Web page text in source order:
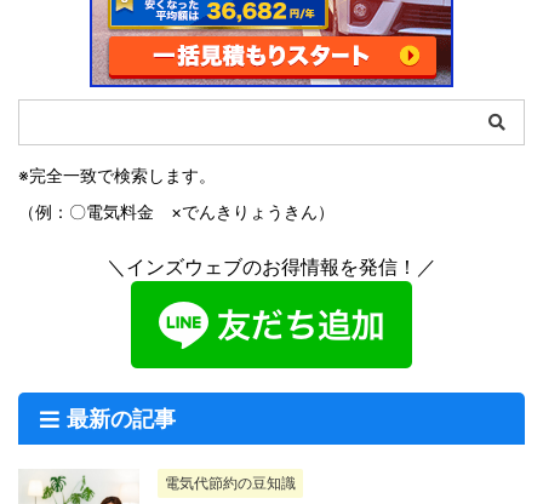
※完全一致で検索します。
（例：〇電気料金 ×でんきりょうきん）
＼インズウェブのお得情報を発信！／
最新の記事
電気代節約の豆知識